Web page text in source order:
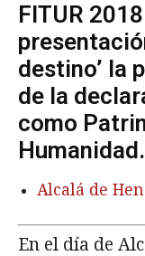
FITUR
destino’ la
de la
como
Humanidad.
Alcalá de
En el día de